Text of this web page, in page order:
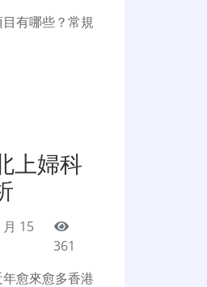
有哪些？常規
上婦科
15
361
愈來愈多香港